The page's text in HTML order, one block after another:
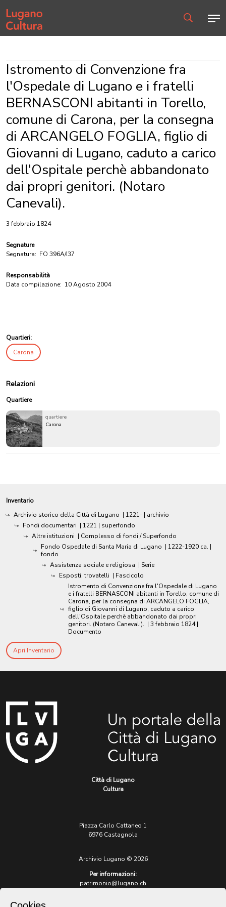
Home page
Istromento di Convenzione fra
l'Ospedale di Lugano e i fratelli
BERNASCONI abitanti in Torello,
comune di Carona, per la consegna
di ARCANGELO FOGLIA, figlio di
Giovanni di Lugano, caduto a carico
dell'Ospitale perchè abbandonato
dai propri genitori. (Notaro
Canevali).
3 febbraio 1824
Segnature
Segnatura: FO 396A/I37
Responsabilità
Data compilazione: 10 Agosto 2004
Quartieri:
Carona
Relazioni
Quartiere
quartiere
Carona
Inventario
Archivio storico della Città di Lugano | 1221- | archivio
Fondi documentari | 1221 | superfondo
Altre istituzioni | Complesso di fondi / Superfondo
Fondo Ospedale di Santa Maria di Lugano | 1222-1920 ca. |
fondo
Assistenza sociale e religiosa | Serie
Esposti, trovatelli | Fascicolo
Istromento di Convenzione fra l'Ospedale di Lugano
e i fratelli BERNASCONI abitanti in Torello, comune di
Carona, per la consegna di ARCANGELO FOGLIA,
figlio di Giovanni di Lugano, caduto a carico
dell'Ospitale perchè abbandonato dai propri
genitori. (Notaro Canevali). | 3 febbraio 1824 |
Documento
Apri Inventario
Città di Lugano
Cultura
Piazza Carlo Cattaneo 1
6976 Castagnola
Archivio Lugano © 2026
Per informazioni:
patrimonio@lugano.ch